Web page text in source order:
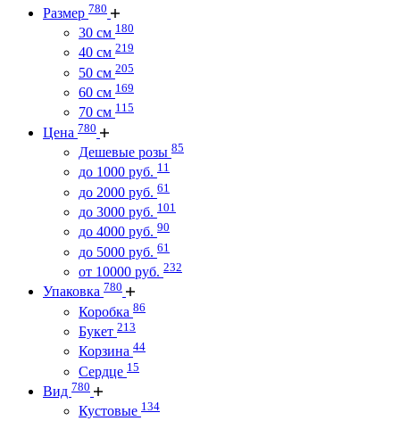
Размер 780
30 см 180
40 см 219
50 см 205
60 см 169
70 см 115
Цена 780
Дешевые розы 85
до 1000 руб. 11
до 2000 руб. 61
до 3000 руб. 101
до 4000 руб. 90
до 5000 руб. 61
от 10000 руб. 232
Упаковка 780
Коробка 86
Букет 213
Корзина 44
Сердце 15
Вид 780
Кустовые 134